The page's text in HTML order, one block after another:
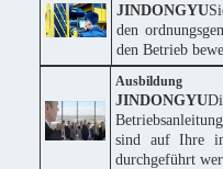
JINDONGYU
den
den Betrieb
Ausbildung
JINDONGYU
sind auf Ihre
durchgeführt